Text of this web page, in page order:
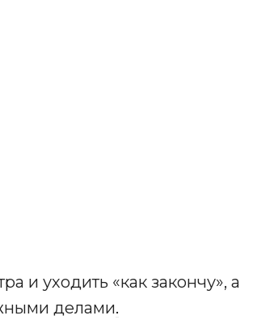
и уходить «как закончу», а
делами.